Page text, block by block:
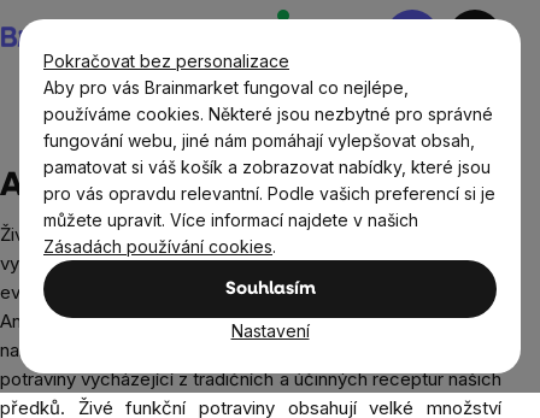
Pokračovat bez personalizace
Aby pro vás Brainmarket fungoval co nejlépe,
používáme cookies. Některé jsou nezbytné pro správné
fungování webu, jiné nám pomáhají vylepšovat obsah,
pamatovat si váš košík a zobrazovat nabídky, které jsou
pro vás opravdu relevantní. Podle vašich preferencí si je
můžete upravit. Více informací najdete v našich
Zásadách používání cookies.
Souhlasím
Nastavení
na
obsah
Nákupní
Prodávané značky Ancestral Superfoods
Ancestral Superfoods
Živé funkční potraviny nejvyšší kvality,
vyvinuté ve spolupráci s předními
evropskými odborníky! Prémiová značka
Ancestral Superfoods se specializuje na
naklíčené a fermentované
potraviny vycházející z tradičních a účinných receptur našich
předků. Živé funkční potraviny obsahují velké množství